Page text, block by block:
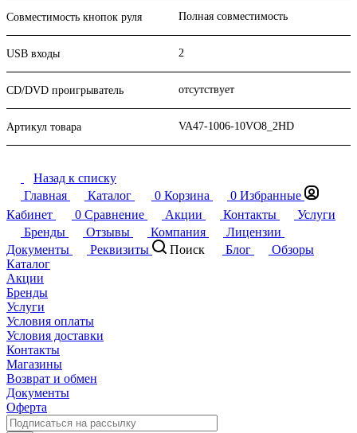
Совместимость кнопок руля Полная совместимость
USB входы 2
CD/DVD проигрыватель отсутствует
Артикул товара VA47-1006-10VO8_2HD
Назад к списку
Главная
Каталог 0 Корзина 0 Избранные
Кабинет
0 Сравнение Акции Контакты
Услуги
Бренды
Отзывы Компания
Лицензии
Документы
Реквизиты Поиск Блог
Обзоры
Каталог
Акции
Бренды
Услуги
Условия оплаты
Условия доставки
Контакты
Магазины
Возврат и обмен
Документы
Оферта